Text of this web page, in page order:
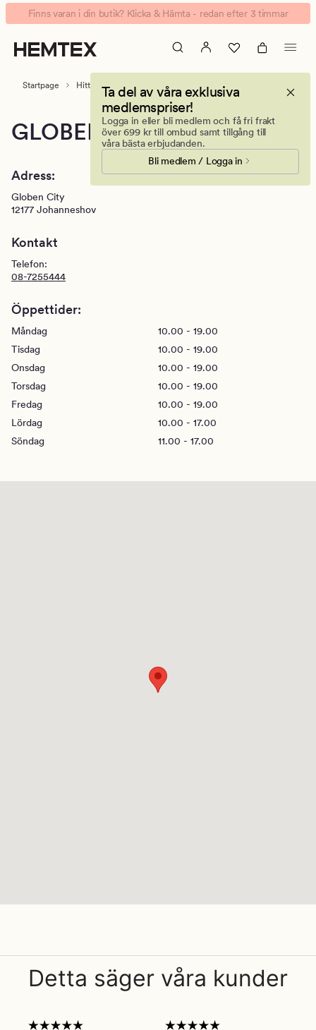
Hemtex
Stockholm,
Globen-
Din
Animerad
banner.
Klicka
på
pausa.
Finns varan i din butik? Klicka & Hämta - redan efter 3 timmar
Ta del av våra exklusiva
medlemspriser!
Logga in eller bli medlem och få fri frakt
över 699 kr till ombud samt tillgång till
våra bästa erbjudanden.
Bli medlem / Logga in
Startpage Hitta butik Globen
GLOBEN
Adress:
Globen City
12177 Johanneshov
Kontakt
Telefon:
08-7255444
Öppettider:
Måndag
10.00 - 19.00
Tisdag
10.00 - 19.00
Onsdag
10.00 - 19.00
Torsdag
10.00 - 19.00
Fredag
10.00 - 19.00
Lördag
10.00 - 17.00
Söndag
11.00 - 17.00
Detta säger våra kunder